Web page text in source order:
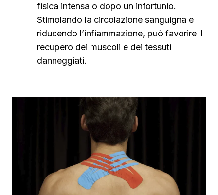
fisica intensa o dopo un infortunio.
Stimolando la circolazione sanguigna e
riducendo l’infiammazione, può favorire il
recupero dei muscoli e dei tessuti
danneggiati.